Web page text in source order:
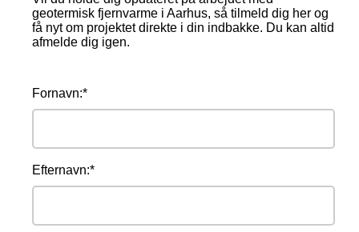
geotermisk fjernvarme i Aarhus, så tilmeld dig her og
få nyt om projektet direkte i din indbakke. Du kan altid
afmelde dig igen.
Fornavn:*
Efternavn:*